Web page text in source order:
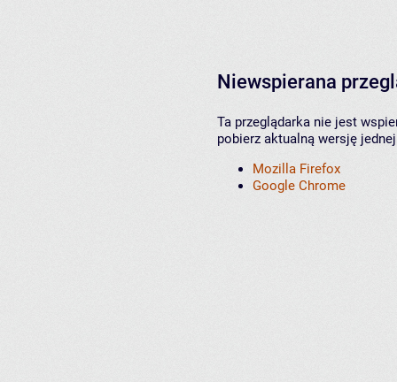
Niewspierana
Ta przeglądarka nie jest
pobierz aktualną wersję
Mozilla Firefox
Google Chrome